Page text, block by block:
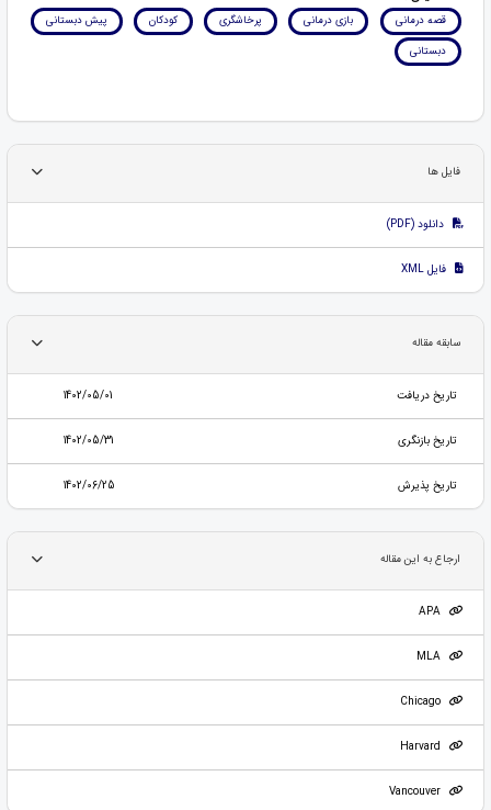
قصه درمانی
بازی درمانی پرخاشگری کودکان
پیش دبستانی
دبستانی
فایل ها
دانلود (PDF)
فایل XML
سابقه مقاله
تاریخ دریافت 1402/05/01
تاریخ بازنگری 1402/05/31
تاریخ پذیرش 1402/06/25
ارجاع به این مقاله
APA
MLA
Chicago
Vancouver